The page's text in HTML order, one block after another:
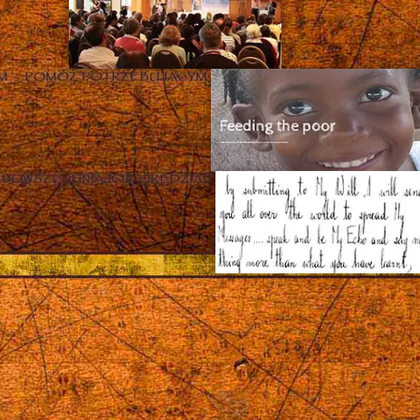
– POMÓŻ POTRZEBUJĄCYM
ORĘDZIA!”